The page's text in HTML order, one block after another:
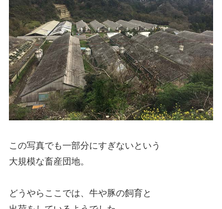
この写真でも一部分にすぎないという
大規模な畜産団地。
どうやらここでは、牛や豚の飼育と